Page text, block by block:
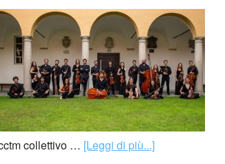
collettivo … [Leggi di più...]